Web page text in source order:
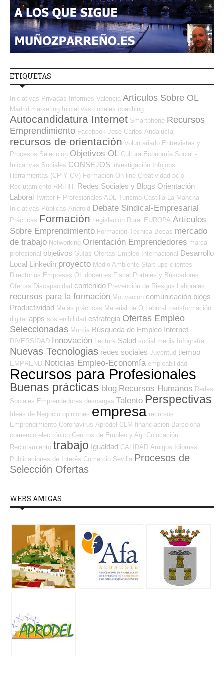
ETIQUETAS
Iniciativas Privadas Informes Valencia Artículos Sobre OL
Madrid marketing Iniciativas Locales coaching
Autocandidatura Internet Smartphone Recursos
Emprendimiento Facebook José Carlos Andalucía
recursos de orientación Voluntariado Entrevistas y
Procesos Selección Objetivos OL Cultura Economía Social -
Iniciativas Sociales CONSEJOS investigación Infojobs
Herramientas (CP Y CV) Formación On-line Creatividad ocio
Reclutamiento RR.HH.
Redes Sociales y Blogs Orientación
Laboral Twitter F Profesionales ADL Turismo Castilla La Mancha
Iniciativas Públicas Android Debate Sindical-Empresarial
Prácticas Formación Legislación Rural EUROPA Artículos
Sobre Emprendimiento Formación Técnica Becas mercado
de trabajo Networking Orientación Emprendedores marca
profesional objetivos Guías Ofertas Empleo Internacional Desarrollo
Local Linkedin proyecto Medio Ambiente Start-ups clientes
Directorios Empresas OL
docentes Fiscal Portales y Buscadores
Ofertas Discapacidad contenido Prevención de Riesgos Laborales
recursos para la formación Motivación comunicación blogs
Productividad Malas prácticas Material de O.Laboral transformación
digital apps sostenibilidad estrategia Ofertas Empleo
Seleccionadas Murcia Búsqueda de Empleo Internet
DIVERSIDAD Innovación Lectura Salud social media Infografía
Nuevas Tecnologias redes sociales Juventud tiempo
EMPREND Noticias Empleo-Economía empleabilidad
Recursos para Profesionales
Buenas prácticas blog Recursos Humanos Redes
Sociales Emprendedores descargas Talento Perspectivas
Ideas de Negocio opiniones empresa recursos
Emprendimiento Coronavirus Aprodel CLM financiación Barcelona
comercio electrónico Centros de Empleo y Ag. Colocación
Reclutamiento trabajo Igualdad CALIDAD Amigos Idiomas
Publicaciones de Interés Comercio Sevilla Procesos de
Selección Ofertas
WEBS AMIGAS